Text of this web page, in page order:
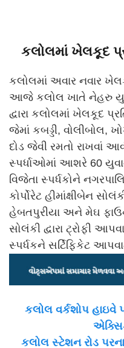
કલોલમાં ખેલકૂદ
કલોલમાં અવાર નવાર
આજે કલોલ ખાતે નેહરુ
દ્વારા કલોલમાં ખેલકૂદ
જેમાં કબડ્ડી, વોલીબોલ,
દોડ જેવી રમતો રાખવાં
સ્પર્ધાઓમાં આશરે 60
વિજેતા સ્પર્ધકોને
કોર્પોરેટ હીમાંક્ષીબેન
હેબતપુરીયા અને મેઘ
સોલંકી દ્વારા ટ્રોફી
સ્પર્ધકને સર્ટિફિકેટ
કલોલ વર્કશોપ હાઇવે
કલોલ સ્ટેશન રોડ પરના